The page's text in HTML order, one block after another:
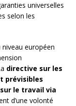
universelles
selon les
niveau européen
directive sur les
prévisibles
le travail via
d’une volonté